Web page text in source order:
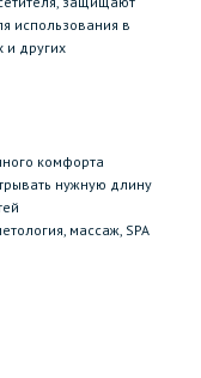
использования в
и других
комфорта
нужную длину
массаж, SPA